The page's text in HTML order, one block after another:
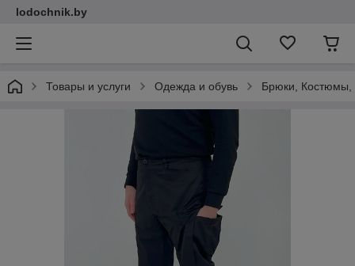
lodochnik.by
Товары и услуги Одежда и обувь Брюки, Костюмы,